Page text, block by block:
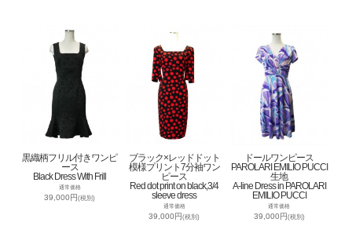
黒織柄フリル付きワンピ
ース
Black Dress With Frill
通常価格
39,000円(税別)
ブラック×レッドドット
模様プリント7分袖ワン
ピース
Red dot print on black,3/4
sleeve dress
通常価格
39,000円(税別)
ドールワンピース
PAROLARI EMILIO PUCCI
生地
A-line Dress in PAROLARI
EMILIO PUCCI
通常価格
39,000円(税別)